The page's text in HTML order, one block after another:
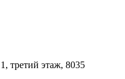
третий этаж, 8035